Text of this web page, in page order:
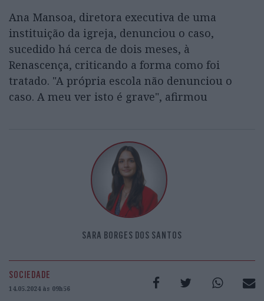
Ana Mansoa, diretora executiva de uma
instituição da igreja, denunciou o caso,
sucedido há cerca de dois meses, à
Renascença, criticando a forma como foi
tratado. "A própria escola não denunciou o
caso. A meu ver isto é grave", afirmou
SARA BORGES DOS SANTOS
SOCIEDADE
14.05.2024 às 09h56